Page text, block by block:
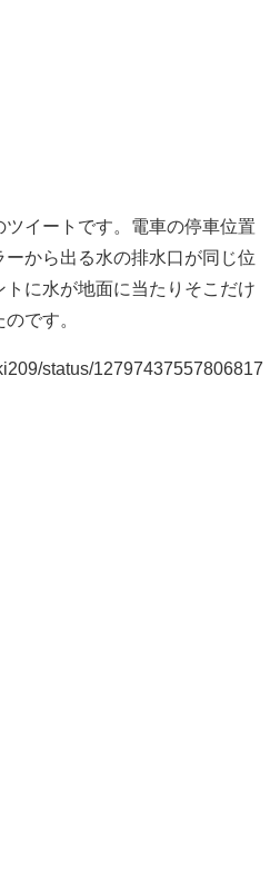
ツイートです。電車の停車位置
から出る水の排水口が同じ位
に水が地面に当たりそこだけ
です。
status/12797437557806817